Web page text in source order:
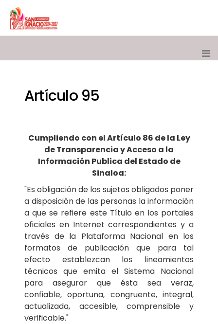
Artículo 95
Cumpliendo con el Artículo 86 de la Ley
de Transparencia y Acceso a la
Información Publica del Estado de
Sinaloa:
"Es obligación de los sujetos obligados poner
a disposición de las personas la información
a que se refiere este Título en los portales
oficiales en Internet correspondientes y a
través de la Plataforma Nacional en los
formatos de publicación que para tal
efecto establezcan los lineamientos
técnicos que emita el Sistema Nacional
para asegurar que ésta sea veraz,
confiable, oportuna, congruente, integral,
actualizada, accesible, comprensible y
verificable."